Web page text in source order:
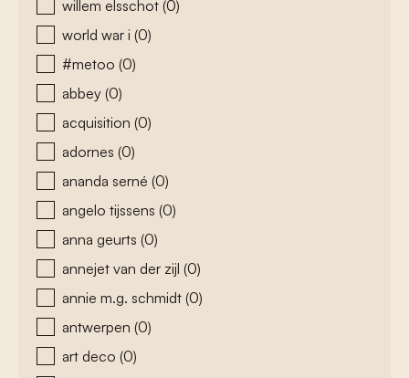
willem elsschot (0)
world war i (0)
#metoo (0)
abbey (0)
acquisition (0)
adornes (0)
ananda serné (0)
angelo tijssens (0)
anna geurts (0)
annejet van der zijl (0)
annie m.g. schmidt (0)
antwerpen (0)
art deco (0)